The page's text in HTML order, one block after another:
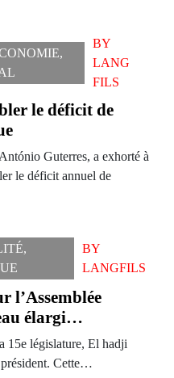
,
BY
LANG
FILS
le déficit de
Guterres, a exhorté à
le déficit annuel de
,
BY
LANGFILS
l’Assemblée
élargi…
15e législature, El hadji
Cette…